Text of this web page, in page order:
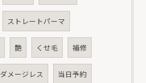
ストレートパーマ
艶 くせ毛 補修
ダメージレス 当日予約